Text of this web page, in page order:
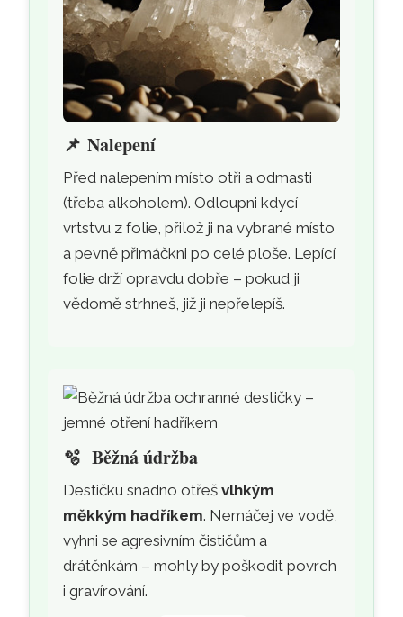
📌Nalepení
Před nalepením místo otři a odmasti
(třeba alkoholem). Odloupni kdycí
vrtstvu z folie, přilož ji na vybrané místo
a pevně přimáčkni po celé ploše. Lepící
folie drží opravdu dobře – pokud ji
vědomě strhneš, již ji nepřelepíš.
🫧Běžná údržba
Destičku snadno otřešvlhkým
měkkým hadříkem. Nemáčej ve vodě,
vyhni se agresivním čističům a
drátěnkám – mohly by poškodit povrch
i gravírování.